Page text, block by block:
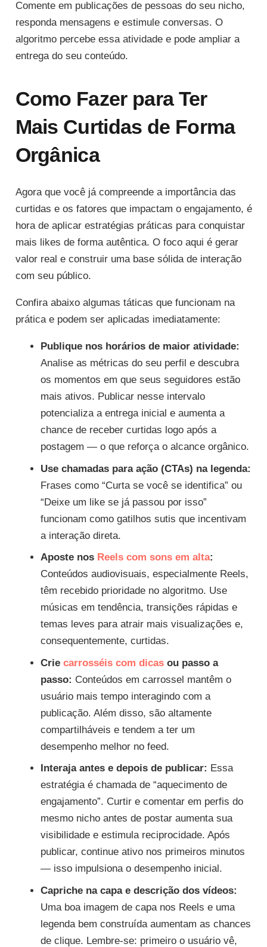
Comente em publicações de pessoas do seu nicho,
responda mensagens e estimule conversas. O
algoritmo percebe essa atividade e pode ampliar a
entrega do seu conteúdo.
Como Fazer para Ter
Mais Curtidas de Forma
Orgânica
Agora que você já compreende a importância das
curtidas e os fatores que impactam o engajamento, é
hora de aplicar estratégias práticas para conquistar
mais likes de forma autêntica. O foco aqui é gerar
valor real e construir uma base sólida de interação
com seu público.
Confira abaixo algumas táticas que funcionam na
prática e podem ser aplicadas imediatamente:
Publique nos horários de maior atividade:
Analise as métricas do seu perfil e descubra
os momentos em que seus seguidores estão
mais ativos. Publicar nesse intervalo
potencializa a entrega inicial e aumenta a
chance de receber curtidas logo após a
postagem — o que reforça o alcance orgânico.
Use chamadas para ação (CTAs) na legenda:
Frases como “Curta se você se identifica” ou
“Deixe um like se já passou por isso”
funcionam como gatilhos sutis que incentivam
a interação direta.
Aposte nos Reels com sons em alta:
Conteúdos audiovisuais, especialmente Reels,
têm recebido prioridade no algoritmo. Use
músicas em tendência, transições rápidas e
temas leves para atrair mais visualizações e,
consequentemente, curtidas.
Crie carrosséis com dicas ou passo a
passo: Conteúdos em carrossel mantêm o
usuário mais tempo interagindo com a
publicação. Além disso, são altamente
compartilháveis e tendem a ter um
desempenho melhor no feed.
Interaja antes e depois de publicar: Essa
estratégia é chamada de “aquecimento de
engajamento”. Curtir e comentar em perfis do
mesmo nicho antes de postar aumenta sua
visibilidade e estimula reciprocidade. Após
publicar, continue ativo nos primeiros minutos
— isso impulsiona o desempenho inicial.
Capriche na capa e descrição dos vídeos:
Uma boa imagem de capa nos Reels e uma
legenda bem construída aumentam as chances
de clique. Lembre-se: primeiro o usuário vê,